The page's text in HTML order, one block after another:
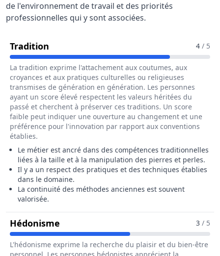
de l'environnement de travail et des priorités
professionnelles qui y sont associées.
Tradition Pour Le Métier De Trieur / Trieuse De
4 / 5
La tradition exprime l'attachement aux coutumes, aux
croyances et aux pratiques culturelles ou religieuses
transmises de génération en génération. Les personnes
ayant un score élevé respectent les valeurs héritées du
passé et cherchent à préserver ces traditions. Un score
faible peut indiquer une ouverture au changement et une
préférence pour l'innovation par rapport aux conventions
établies.
Le métier est ancré dans des compétences traditionnelles
liées à la taille et à la manipulation des pierres et perles.
Il y a un respect des pratiques et des techniques établies
dans le domaine.
La continuité des méthodes anciennes est souvent
valorisée.
Hédonisme Pour Le Métier De Trieur / Trieuse
3 / 5
L'hédonisme exprime la recherche du plaisir et du bien-être